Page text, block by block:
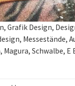
Grafik Design,
Schwalbe, E